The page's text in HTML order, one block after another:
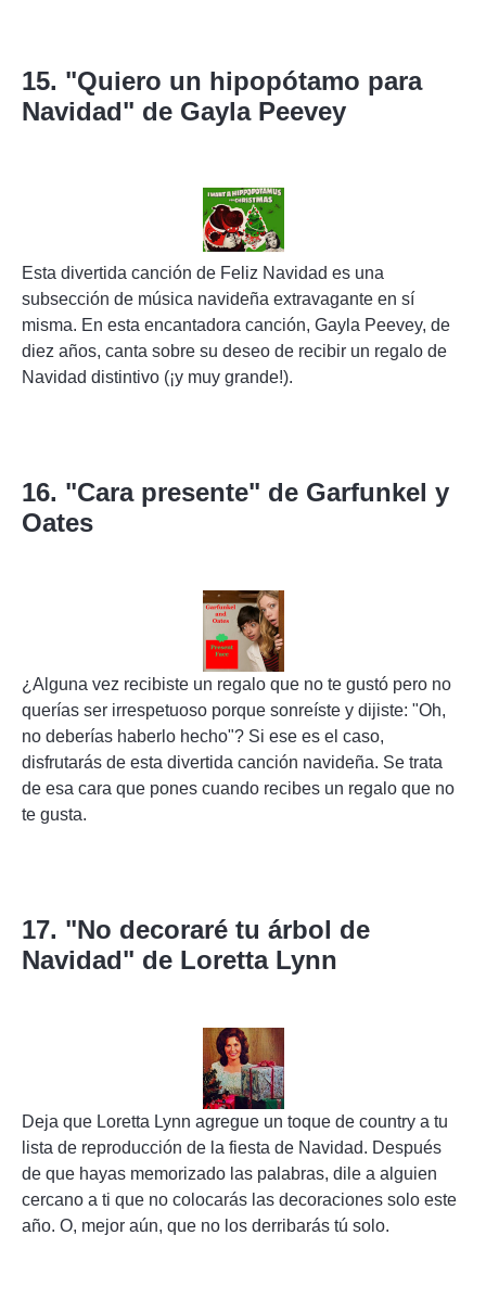
15. "Quiero un hipopótamo para
Navidad" de Gayla Peevey
Esta divertida canción de Feliz Navidad es una
subsección de música navideña extravagante en sí
misma. En esta encantadora canción, Gayla Peevey, de
diez años, canta sobre su deseo de recibir un regalo de
Navidad distintivo (¡y muy grande!).
16. "Cara presente" de Garfunkel y
Oates
¿Alguna vez recibiste un regalo que no te gustó pero no
querías ser irrespetuoso porque sonreíste y dijiste: "Oh,
no deberías haberlo hecho"? Si ese es el caso,
disfrutarás de esta divertida canción navideña. Se trata
de esa cara que pones cuando recibes un regalo que no
te gusta.
17. "No decoraré tu árbol de
Navidad" de Loretta Lynn
Deja que Loretta Lynn agregue un toque de country a tu
lista de reproducción de la fiesta de Navidad. Después
de que hayas memorizado las palabras, dile a alguien
cercano a ti que no colocarás las decoraciones solo este
año. O, mejor aún, que no los derribarás tú solo.